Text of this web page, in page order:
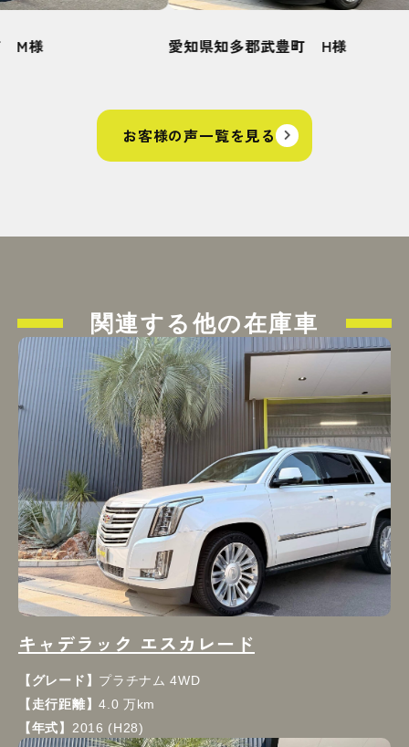
愛知県知多郡武豊町 H様 愛知県
お客様の声一覧を見る
関連する他の在庫車
キャデラック エスカレード
【グレード】 プラチナム 4WD
【走行距離】4.0 万km
【年式】 2016 (H28)